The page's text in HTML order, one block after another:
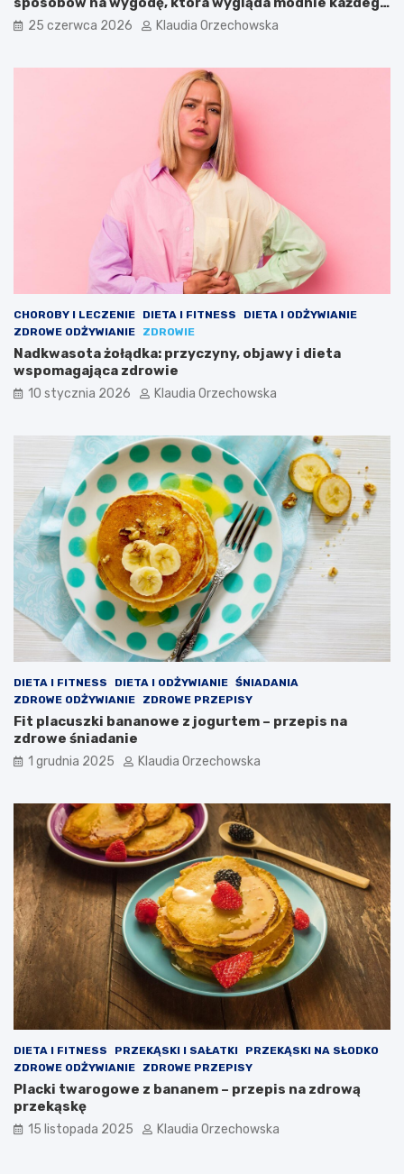
dnia25 czerwca 2026 Klaudia Orzechowska
CHOROBY I LECZENIE DIETA I FITNESS
DIETA I ODŻYWIANIE
ZDROWE ODŻYWIANIE
ZDROWIE
Nadkwasota żołądka: przyczyny, objawy i dieta
wspomagająca zdrowie
10 stycznia 2026 Klaudia Orzechowska
DIETA I FITNESS DIETA I ODŻYWIANIE ŚNIADANIA
ZDROWE ODŻYWIANIE
ZDROWE PRZEPISY
Fit placuszki bananowe z jogurtem – przepis na
zdrowe śniadanie
1 grudnia 2025 Klaudia Orzechowska
DIETA I FITNESS PRZEKĄSKI I SAŁATKI
PRZEKĄSKI NA SŁODKO
ZDROWE ODŻYWIANIE
ZDROWE PRZEPISY
Placki twarogowe z bananem – przepis na zdrową
przekąskę
15 listopada 2025 Klaudia Orzechowska